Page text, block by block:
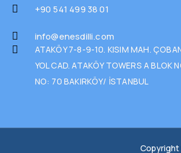
+90 541 499 38 01
info@enesdilli.com
ATAKÖY 7-8-9-10. KISIM MAH.
YOL CAD. ATAKÖY TOWERS A BLOK
NO: 70 BAKIRKÖY/ İSTANBUL
Copyright